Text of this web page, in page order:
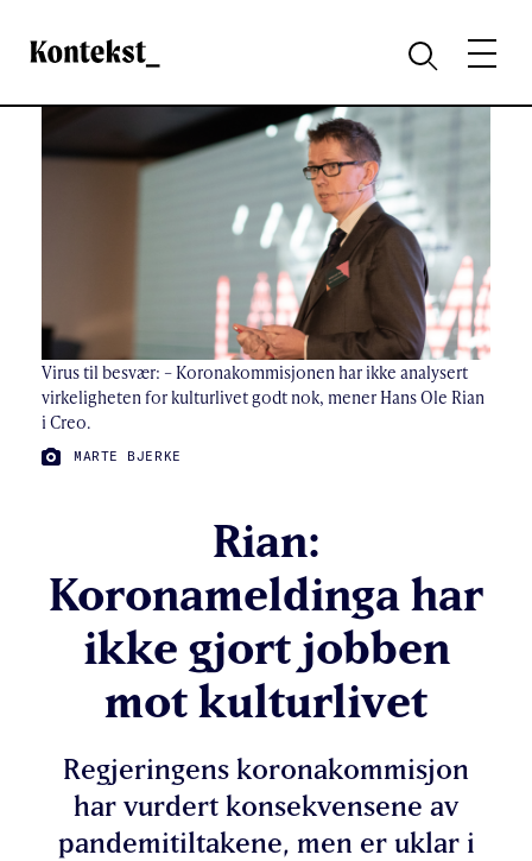
Kontekst
SØKMENY
Virus til besvær: – Koronakommisjonen har ikke analysert
virkeligheten for kulturlivet godt nok, mener Hans Ole Rian
i Creo.
FOTO:
MARTE BJERKE
Rian:
Koronameldinga har
ikke gjort jobben
mot kulturlivet
Regjeringens koronakommisjon
har vurdert konsekvensene av
pandemitiltakene, men er uklar i